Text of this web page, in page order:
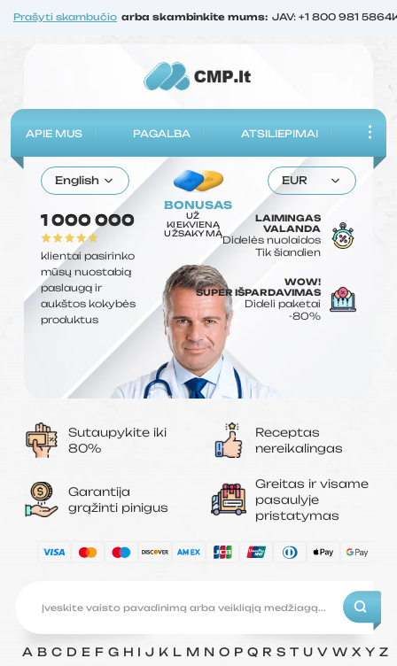
Prašyti skambučio arba skambinkite mums: JAV: +1 800 981 5864
APIE MUS PAGALBA ATSILIEPIMAI
BONUSAS
UŽ
KIEKVIENĄ
UŽSAKYMĄ
English EUR
1 000 000
klientai pasirinko
mūsų nuostabią
paslaugą ir
aukštos kokybės
produktus
LAIMINGAS
VALANDA
Didelės nuolaidos
Tik šiandien
WOW!
SUPER IŠPARDAVIMAS
Dideli paketai
-80%
Sutaupykite iki
80%
Receptas
nereikalingas
Garantija
grąžinti pinigus
Greitas ir visame
pasaulyje
pristatymas
A B C D E F G H I J K L M N O P Q R S T U V W X Y Z